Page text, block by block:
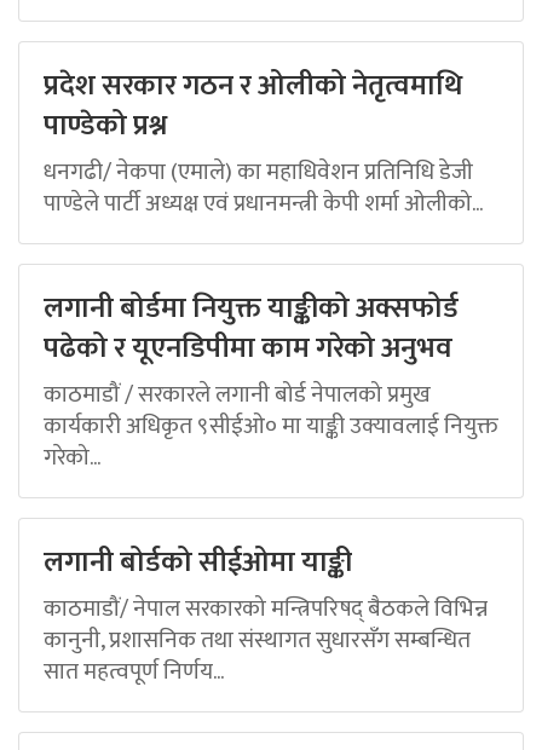
प्रदेश सरकार गठन र ओलीको नेतृत्वमाथि
पाण्डेको प्रश्न
धनगढी/ नेकपा (एमाले) का महाधिवेशन प्रतिनिधि डेजी
पाण्डेले पार्टी अध्यक्ष एवं प्रधानमन्त्री केपी शर्मा ओलीको...
लगानी बोर्डमा नियुक्त याङ्कीको अक्सफोर्ड
पढेको र यूएनडिपीमा काम गरेको अनुभव
काठमाडौं / सरकारले लगानी बोर्ड नेपालको प्रमुख
कार्यकारी अधिकृत ९सीईओ० मा याङ्की उक्यावलाई नियुक्त
गरेको...
लगानी बोर्डको सीईओमा याङ्की
काठमाडौं/ नेपाल सरकारको मन्त्रिपरिषद् बैठकले विभिन्न
कानुनी, प्रशासनिक तथा संस्थागत सुधारसँग सम्बन्धित
सात महत्वपूर्ण निर्णय...